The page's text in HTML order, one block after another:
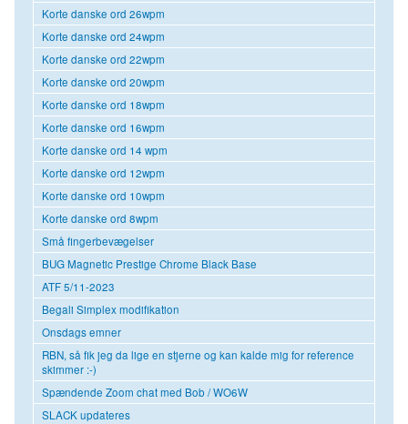
Korte danske ord 26wpm
Korte danske ord 24wpm
Korte danske ord 22wpm
Korte danske ord 20wpm
Korte danske ord 18wpm
Korte danske ord 16wpm
Korte danske ord 14 wpm
Korte danske ord 12wpm
Korte danske ord 10wpm
Korte danske ord 8wpm
Små fingerbevægelser
BUG Magnetic Prestige Chrome Black Base
ATF 5/11-2023
Begali Simplex modifikation
Onsdags emner
RBN, så fik jeg da lige en stjerne og kan kalde mig for reference
skimmer :-)
Spændende Zoom chat med Bob / WO6W
SLACK updateres